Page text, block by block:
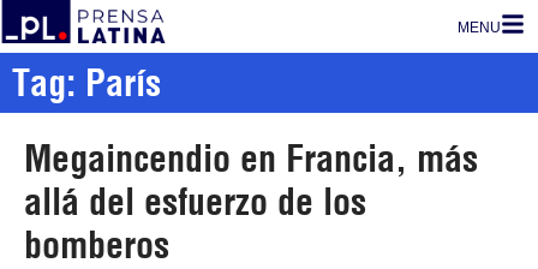
MENU
Tag: París
Megaincendio en Francia, más
allá del esfuerzo de los
bomberos